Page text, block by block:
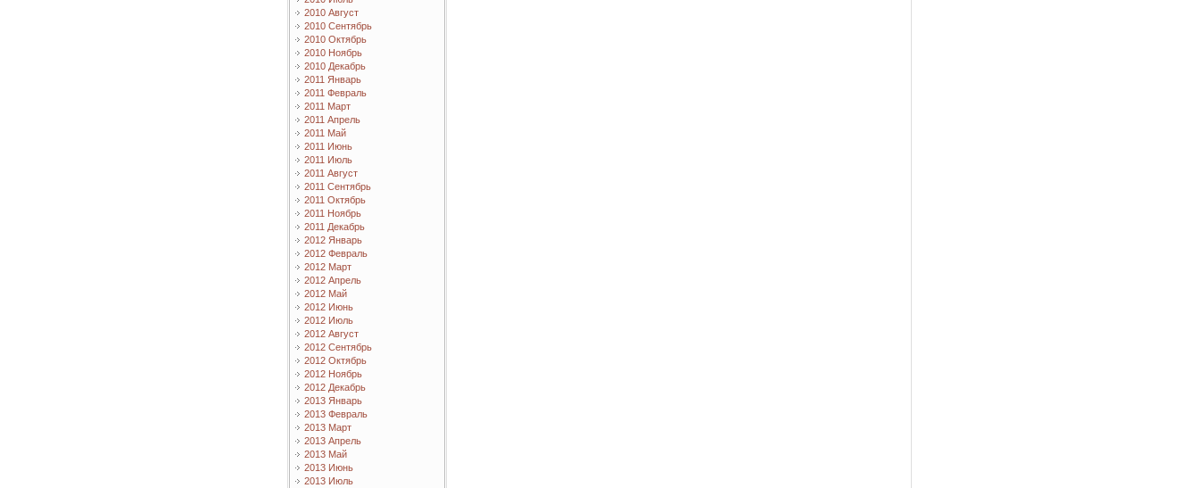
2010 Август
2010 Сентябрь
2010 Октябрь
2010 Ноябрь
2010 Декабрь
2011 Январь
2011 Февраль
2011 Март
2011 Апрель
2011 Май
2011 Июнь
2011 Июль
2011 Август
2011 Сентябрь
2011 Октябрь
2011 Ноябрь
2011 Декабрь
2012 Январь
2012 Февраль
2012 Март
2012 Апрель
2012 Май
2012 Июнь
2012 Июль
2012 Август
2012 Сентябрь
2012 Октябрь
2012 Ноябрь
2012 Декабрь
2013 Январь
2013 Февраль
2013 Март
2013 Апрель
2013 Май
2013 Июнь
2013 Июль